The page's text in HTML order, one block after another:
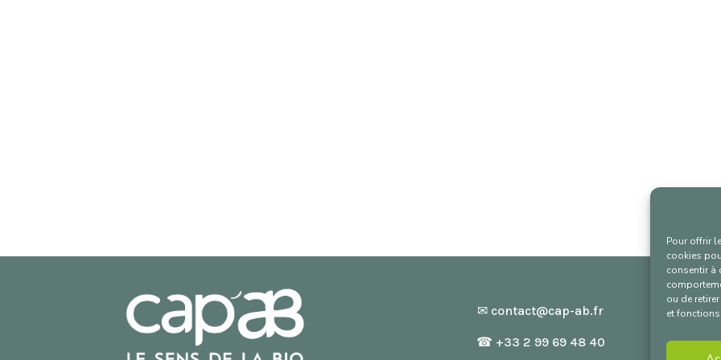
Pour offrir
cookies
consentir à
ou de
et fonctions.
✉ contact@cap-ab.fr
☎ +33 2 99 69 48 40